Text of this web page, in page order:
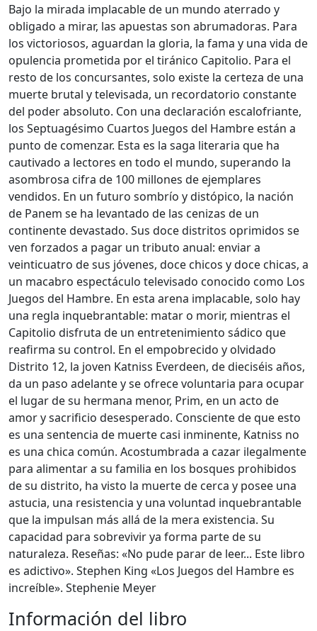
Bajo la mirada implacable de un mundo aterrado y
obligado a mirar, las apuestas son abrumadoras. Para
los victoriosos, aguardan la gloria, la fama y una vida de
opulencia prometida por el tiránico Capitolio. Para el
resto de los concursantes, solo existe la certeza de una
muerte brutal y televisada, un recordatorio constante
del poder absoluto. Con una declaración escalofriante,
los Septuagésimo Cuartos Juegos del Hambre están a
punto de comenzar. Esta es la saga literaria que ha
cautivado a lectores en todo el mundo, superando la
asombrosa cifra de 100 millones de ejemplares
vendidos. En un futuro sombrío y distópico, la nación
de Panem se ha levantado de las cenizas de un
continente devastado. Sus doce distritos oprimidos se
ven forzados a pagar un tributo anual: enviar a
veinticuatro de sus jóvenes, doce chicos y doce chicas, a
un macabro espectáculo televisado conocido como Los
Juegos del Hambre. En esta arena implacable, solo hay
una regla inquebrantable: matar o morir, mientras el
Capitolio disfruta de un entretenimiento sádico que
reafirma su control. En el empobrecido y olvidado
Distrito 12, la joven Katniss Everdeen, de dieciséis años,
da un paso adelante y se ofrece voluntaria para ocupar
el lugar de su hermana menor, Prim, en un acto de
amor y sacrificio desesperado. Consciente de que esto
es una sentencia de muerte casi inminente, Katniss no
es una chica común. Acostumbrada a cazar ilegalmente
para alimentar a su familia en los bosques prohibidos
de su distrito, ha visto la muerte de cerca y posee una
astucia, una resistencia y una voluntad inquebrantable
que la impulsan más allá de la mera existencia. Su
capacidad para sobrevivir ya forma parte de su
naturaleza. Reseñas: «No pude parar de leer... Este libro
es adictivo». Stephen King «Los Juegos del Hambre es
increíble». Stephenie Meyer
Información del libro